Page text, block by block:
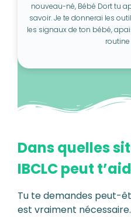
nouveau-né, Bébé Dort tu
savoir. Je te donnerai les
les signaux de ton bébé,
Dans quelles
IBCLC peut
Tu te demandes peut-
est vraiment nécessaire.